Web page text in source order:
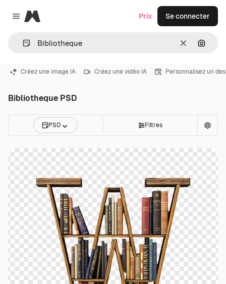
Close menu
Magnific
Effacer
Prix Se connecter
Créez une image IA Créez une vidéo IA Personnalisez un
Bibliotheque PSD
PSD Filtres